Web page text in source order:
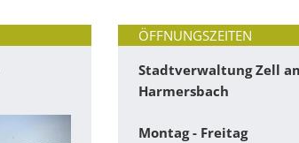
ÖFFNUNGSZEITEN
Stadtverwaltung Zell
Harmersbach
Montag - Freitag